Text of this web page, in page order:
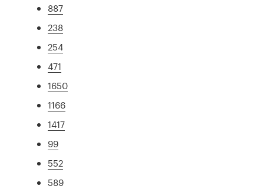
887
238
254
471
1650
1166
1417
99
552
589